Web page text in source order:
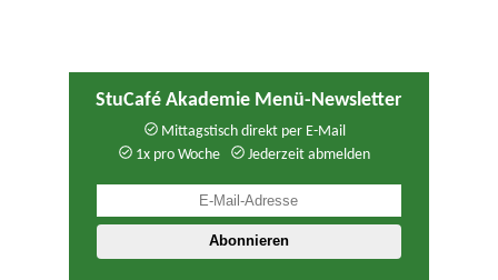
StuCafé Akademie Menü-Newsletter
Mittagstisch direkt per E-Mail
1x pro Woche
Jederzeit abmelden